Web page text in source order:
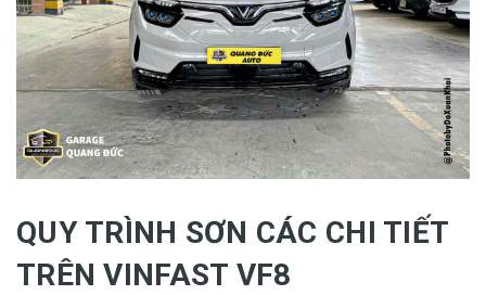
QUY TRÌNH SƠN CÁC CHI TIẾT
TRÊN VINFAST VF8